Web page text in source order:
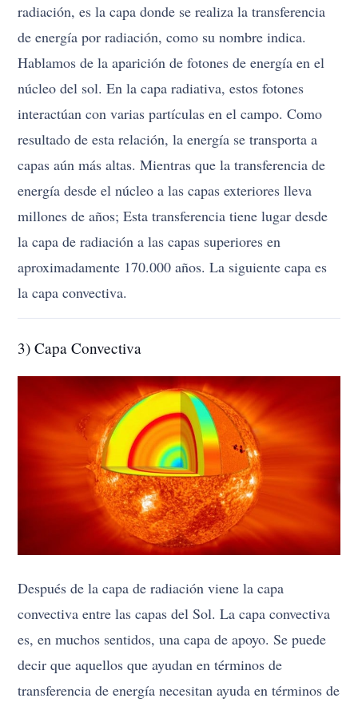
radiación, es la capa donde se realiza la transferencia
de energía por radiación, como su nombre indica.
Hablamos de la aparición de fotones de energía en el
núcleo del sol. En la capa radiativa, estos fotones
interactúan con varias partículas en el campo. Como
resultado de esta relación, la energía se transporta a
capas aún más altas. Mientras que la transferencia de
energía desde el núcleo a las capas exteriores lleva
millones de años; Esta transferencia tiene lugar desde
la capa de radiación a las capas superiores en
aproximadamente 170.000 años. La siguiente capa es
la capa convectiva.
3) Capa Convectiva
Después de la capa de radiación viene la capa
convectiva entre las capas del Sol. La capa convectiva
es, en muchos sentidos, una capa de apoyo. Se puede
decir que aquellos que ayudan en términos de
transferencia de energía necesitan ayuda en términos de